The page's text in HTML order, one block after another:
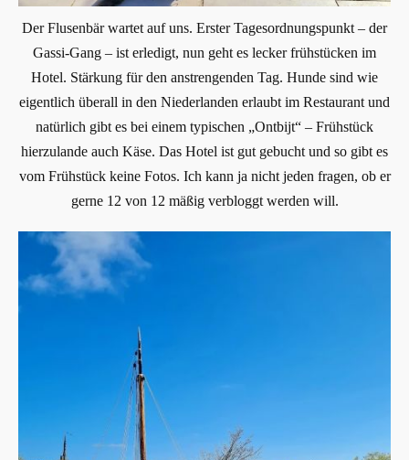
Der Flusenbär wartet auf uns. Erster Tagesordnungspunkt – der
Gassi-Gang – ist erledigt, nun geht es lecker frühstücken im
Hotel. Stärkung für den anstrengenden Tag. Hunde sind wie
eigentlich überall in den Niederlanden erlaubt im Restaurant und
natürlich gibt es bei einem typischen „Ontbijt“ – Frühstück
hierzulande auch Käse. Das Hotel ist gut gebucht und so gibt es
vom Frühstück keine Fotos. Ich kann ja nicht jeden fragen, ob er
gerne 12 von 12 mäßig verbloggt werden will.